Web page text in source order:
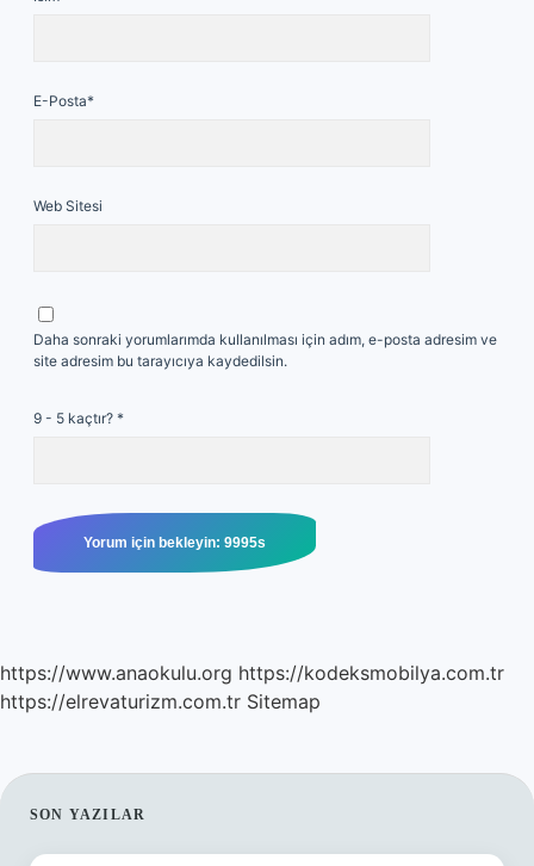
E-Posta*
Web Sitesi
Daha sonraki yorumlarımda kullanılması için adım, e-posta adresim ve
site adresim bu tarayıcıya kaydedilsin.
9 - 5 kaçtır? *
https://www.anaokulu.org https://kodeksmobilya.com.tr
https://elrevaturizm.com.tr Sitemap
SIDEBAR
SON YAZILAR